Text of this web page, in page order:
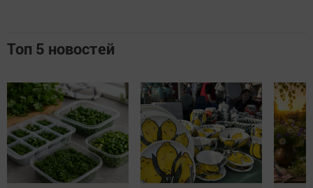
Топ 5 новостей